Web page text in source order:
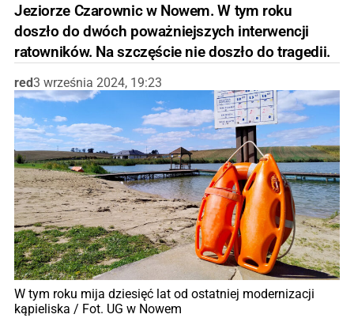
Jeziorze Czarownic w Nowem. W tym roku
doszło do dwóch poważniejszych interwencji
ratowników. Na szczęście nie doszło do tragedii.
red3 września 2024, 19:23
W tym roku mija dziesięć lat od ostatniej modernizacji
kąpieliska / Fot. UG w Nowem